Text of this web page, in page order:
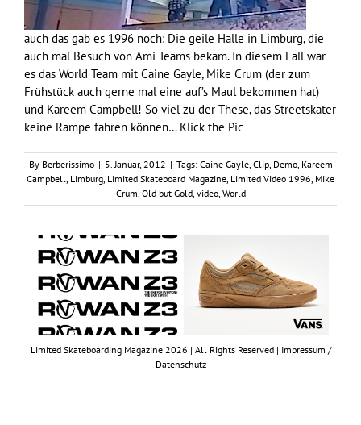
auch das gab es 1996 noch: Die geile Halle in Limburg, die
auch mal Besuch von Ami Teams bekam. In diesem Fall war
es das World Team mit Caine Gayle, Mike Crum (der zum
Frühstück auch gerne mal eine auf’s Maul bekommen hat)
und Kareem Campbell! So viel zu der These, das Streetskater
keine Rampe fahren können… Klick the Pic
By Berberissimo | 5. Januar, 2012 | Tags: Caine Gayle, Clip, Demo, Kareem
Campbell Limburg Limited Skateboard Magazine Limited Video 1996 Mike
Crum Old but Gold, video, World
Limited Skateboarding Magazine 2026 | All Rights Reserved | Impressum /
Datenschutz